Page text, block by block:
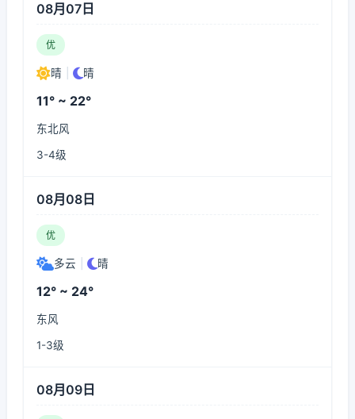
08月07日
优
晴 晴
11° ~ 22°
东北风
3-4级
08月08日
优
多云 晴
12° ~ 24°
东风
1-3级
08月09日